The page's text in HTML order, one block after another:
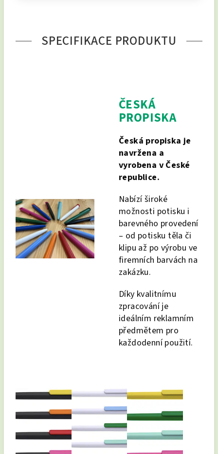
SPECIFIKACE PRODUKTU
ČESKÁ
PROPISKA
Česká propiska je
navržena a
vyrobena v České
republice.
Nabízí široké
možnosti potisku i
barevného provedení
– od potisku těla či
klipu až po výrobu ve
firemních barvách na
zakázku.
Díky kvalitnímu
zpracování je
ideálním reklamním
předmětem pro
každodenní použití.